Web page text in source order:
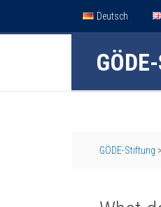
Deutsch
GÖDE-Stiftung >